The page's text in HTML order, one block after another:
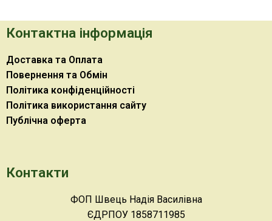
Контактна інформація
Доставка та Оплата
Повернення та Обмін
Політика конфіденційності
Політика використання сайту
Публічна оферта
Контакти
ФОП Швець Надія Василівна
ЄДРПОУ 1858711985